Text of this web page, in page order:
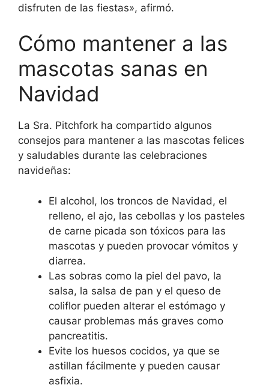
disfruten de las fiestas», afirmó.
Cómo mantener a las
mascotas sanas en
Navidad
La Sra. Pitchfork ha compartido algunos
consejos para mantener a las mascotas felices
y saludables durante las celebraciones
navideñas:
El alcohol, los troncos de Navidad, el
relleno, el ajo, las cebollas y los pasteles
de carne picada son tóxicos para las
mascotas y pueden provocar vómitos y
diarrea.
Las sobras como la piel del pavo, la
salsa, la salsa de pan y el queso de
coliflor pueden alterar el estómago y
causar problemas más graves como
pancreatitis.
Evite los huesos cocidos, ya que se
astillan fácilmente y pueden causar
asfixia.